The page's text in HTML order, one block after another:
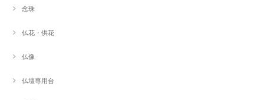
念珠
仏花・供花
仏像
仏壇専用台